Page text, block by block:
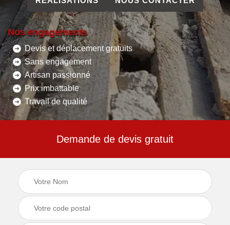
Nos engagements
Devis et déplacement gratuits
Sans engagement
Artisan passionné
Prix imbattable
Travail de qualité
Demande de devis gratuit